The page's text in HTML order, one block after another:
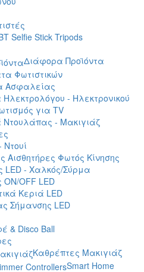
Selfie Stick Tripods
Διάφορα Προϊόντα
Φωτιστικών
Ασφαλείας
- Ηλεκτρονικού
για TV
Ντουλάπας - Μακιγιάζ
Αισθητήρες Φωτός Κίνησης
LED - Χαλκός/Σύρμα
ON/OFF LED
Κεριά LED
Σήμανσης LED
& Disco Ball
Καθρέπτες Μακιγιάζ
Smart Home